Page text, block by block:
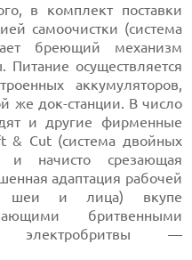
в комплект поставки
самоочистки (система
бреющий механизм
осуществляется
аккумуляторов,
же док-станции. В число
и другие фирменные
& Cut (система двойных
и начисто срезающая
адаптация рабочей
шеи и лица) вкупе
бритвенными
электробритвы —